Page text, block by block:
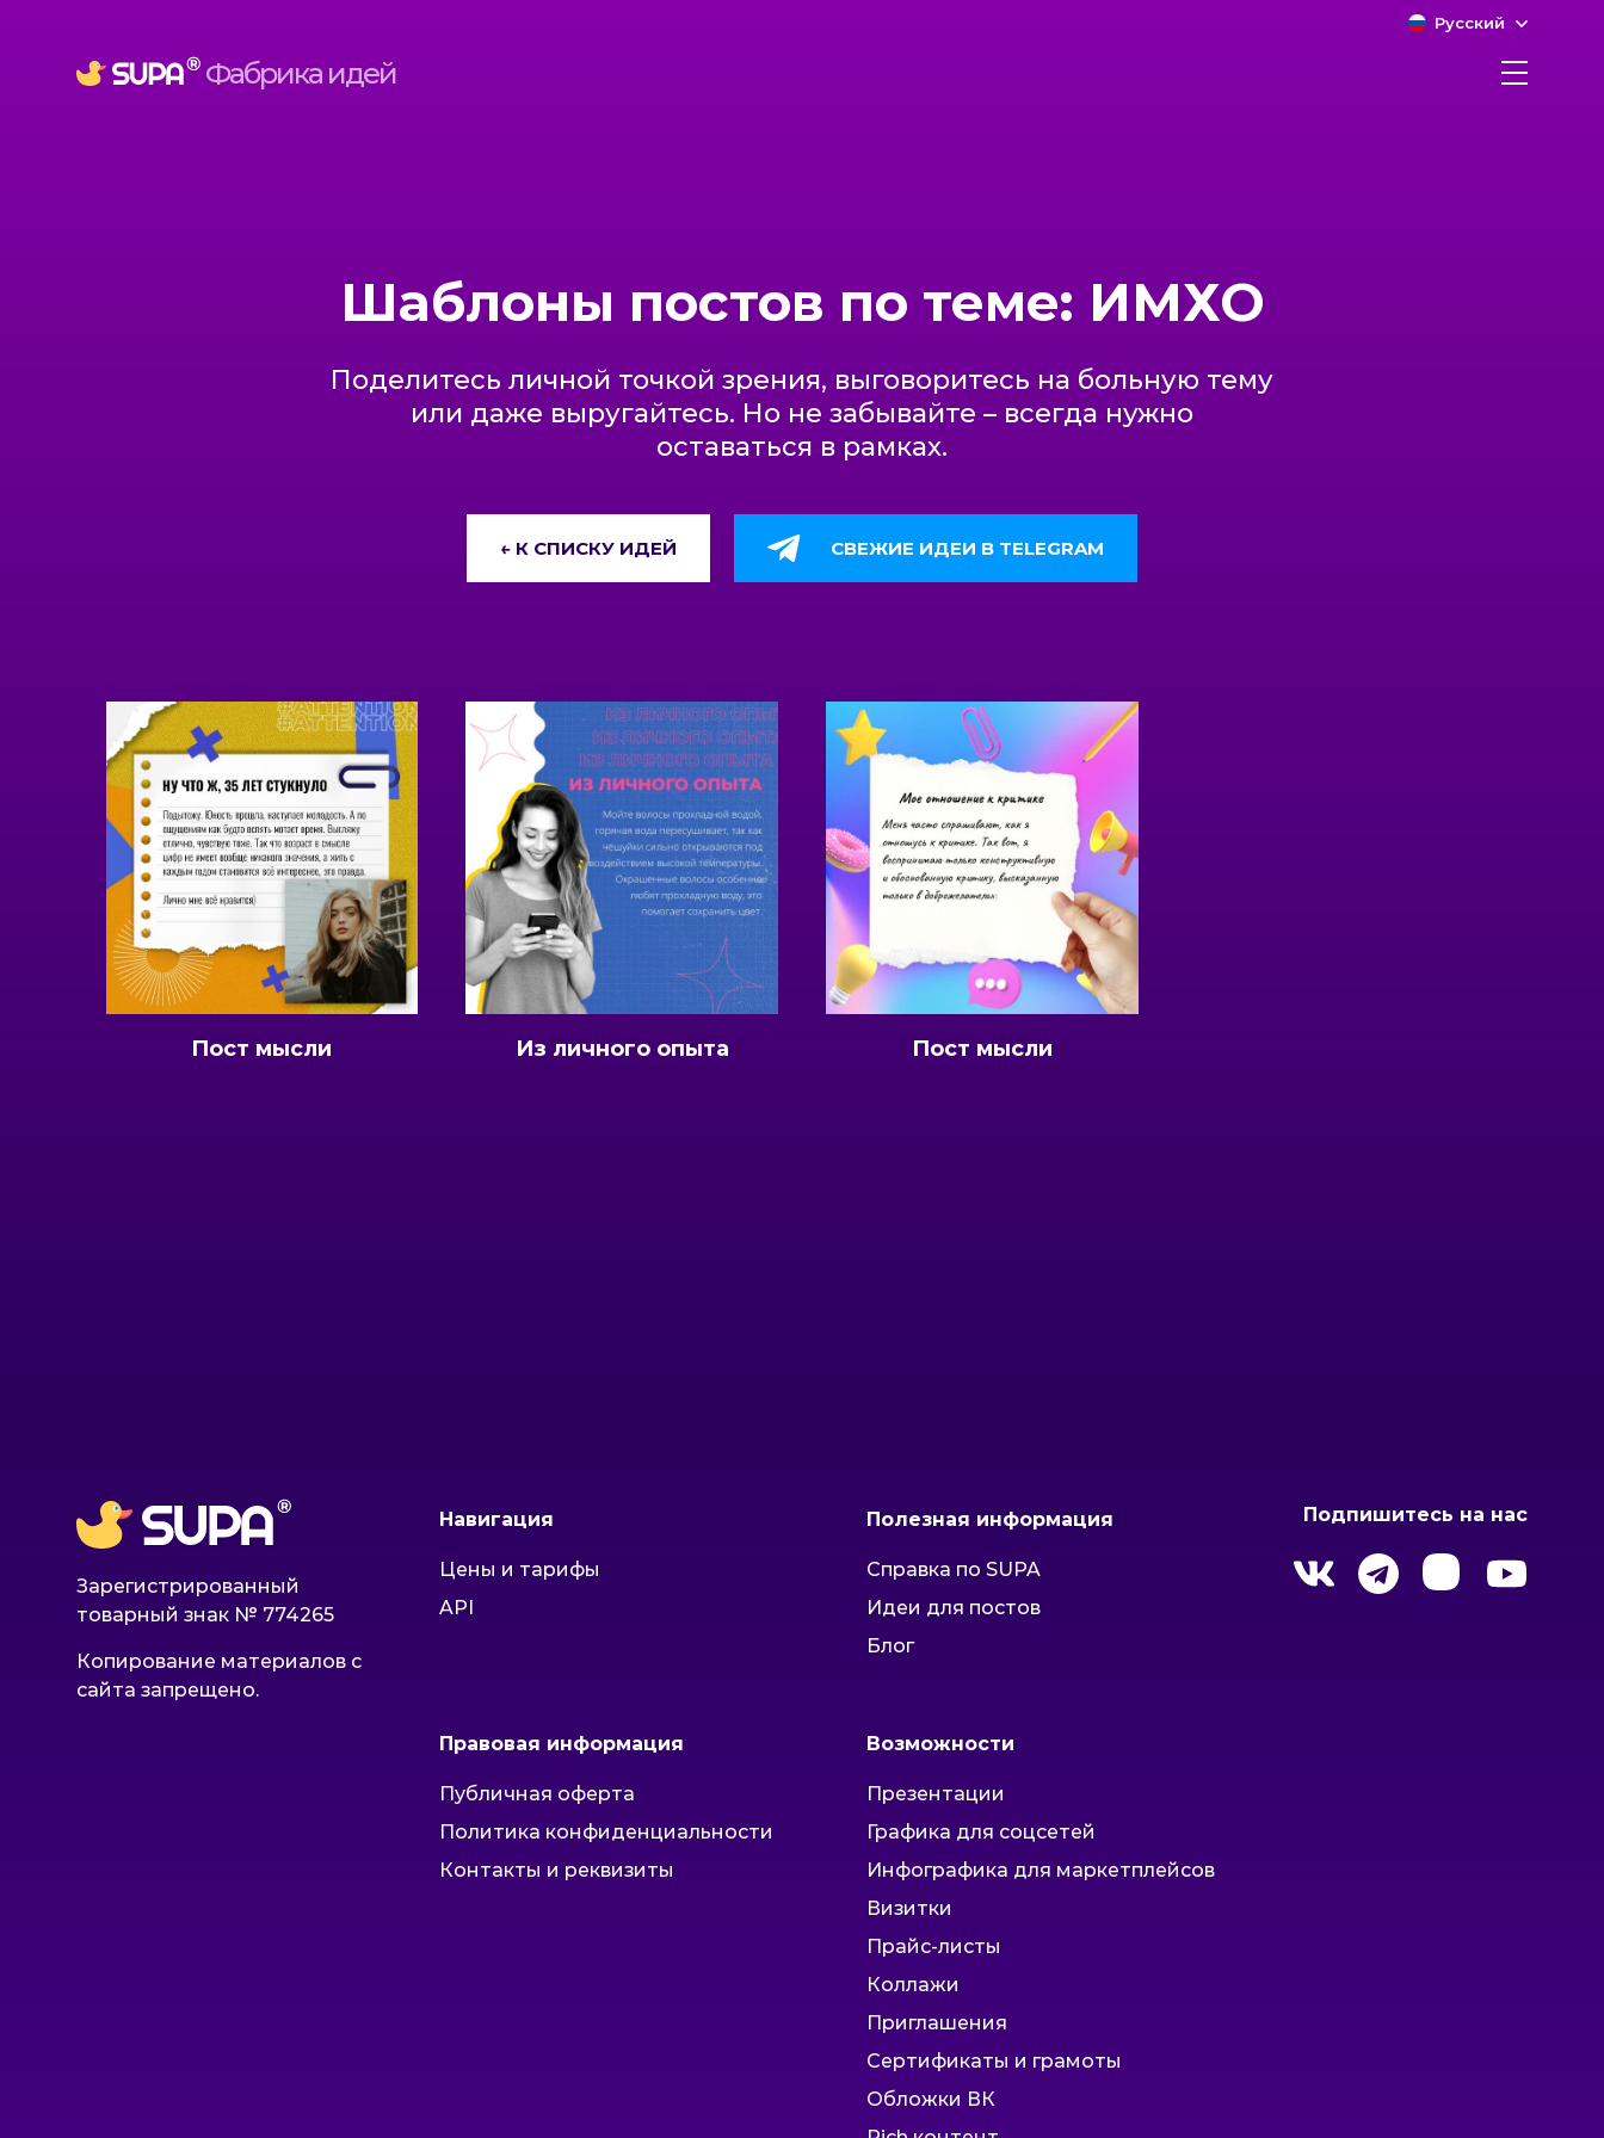
Фабрика идей
Русский
Шаблоны постов по теме: ИМХО
Поделитесь личной точкой зрения, выговоритесь на больную тему
или даже выругайтесь. Но не забывайте – всегда нужно
оставаться в рамках.
← К СПИСКУ ИДЕЙ CВЕЖИЕ ИДЕИ В TELEGRAM
квадратный
Пост мысли
квадратный
Из личного опыта
квадратный
Пост мысли
Зарегистрированный
товарный знак № 774265
Копирование материалов с
сайта запрещено.
Навигация
Цены и тарифы
API
Полезная информация
Справка по SUPA
Идеи для постов
Блог
Правовая информация
Публичная оферта
Политика конфиденциальности
Контакты и реквизиты
Возможности
Презентации
Графика для соцсетей
Инфографика для маркетплейсов
Визитки
Прайс-листы
Коллажи
Приглашения
Сертификаты и грамоты
Обложки ВК
Подпишитесь на нас